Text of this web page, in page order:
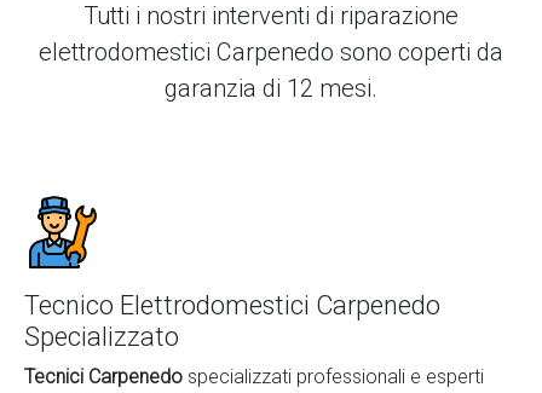
Tutti i nostri interventi di riparazione
elettrodomestici Carpenedo sono coperti da
garanzia di 12 mesi.
Tecnico Elettrodomestici Carpenedo
Specializzato
Tecnici Carpenedo specializzati professionali e esperti